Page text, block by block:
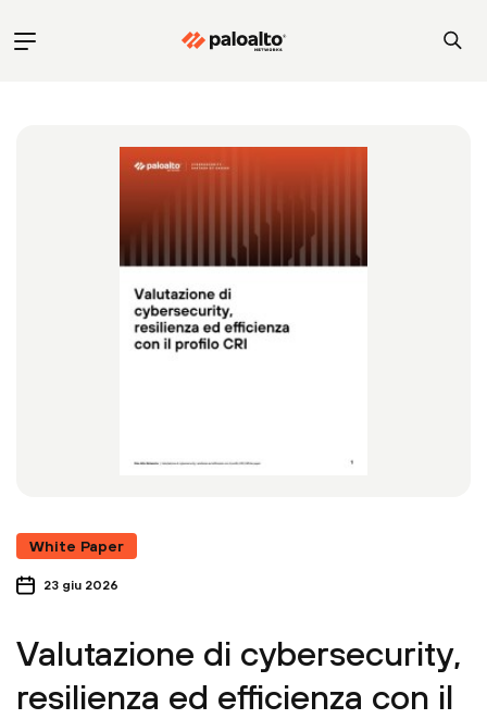
White Paper
23 giu 2026
Valutazione di cybersecurity,
resilienza ed efficienza con il